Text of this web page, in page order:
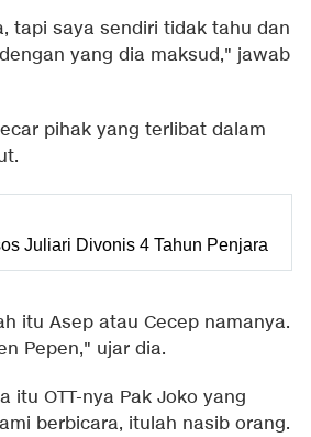
tapi saya sendiri tidak tahu dan
yang dia maksud," jawab
pihak yang terlibat dalam
Juliari Divonis 4 Tahun Penjara
itu Asep atau Cecep namanya.
Pepen," ujar dia.
itu OTT-nya Pak Joko yang
berbicara, itulah nasib orang.